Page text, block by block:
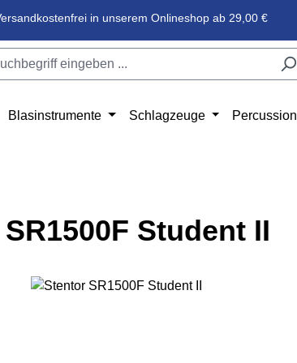
in unserem Onlineshop ab 29,00 €
Blasinstrumente Schlagzeuge Percussion
Student II